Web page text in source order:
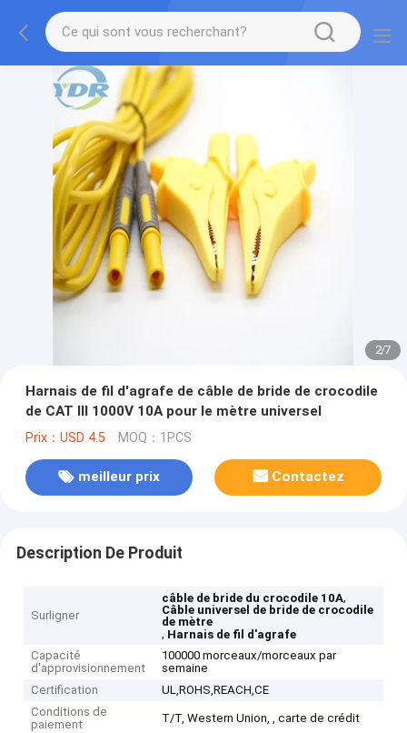
2/7
Harnais de fil d'agrafe de câble de bride de crocodile
de CAT III 1000V 10A pour le mètre universel
Prix：USD 4.5 MOQ：1PCS
meilleur prix Contactez
Description De Produit
Surligner
câble de bride du crocodile 10A,
Câble universel de bride de crocodile
de mètre
, Harnais de fil d'agrafe
Capacité
d'approvisionnement
100000 morceaux/morceaux par
semaine
Certification
UL,ROHS,REACH,CE
Conditions de
paiement
T/T, Western Union, , carte de crédit